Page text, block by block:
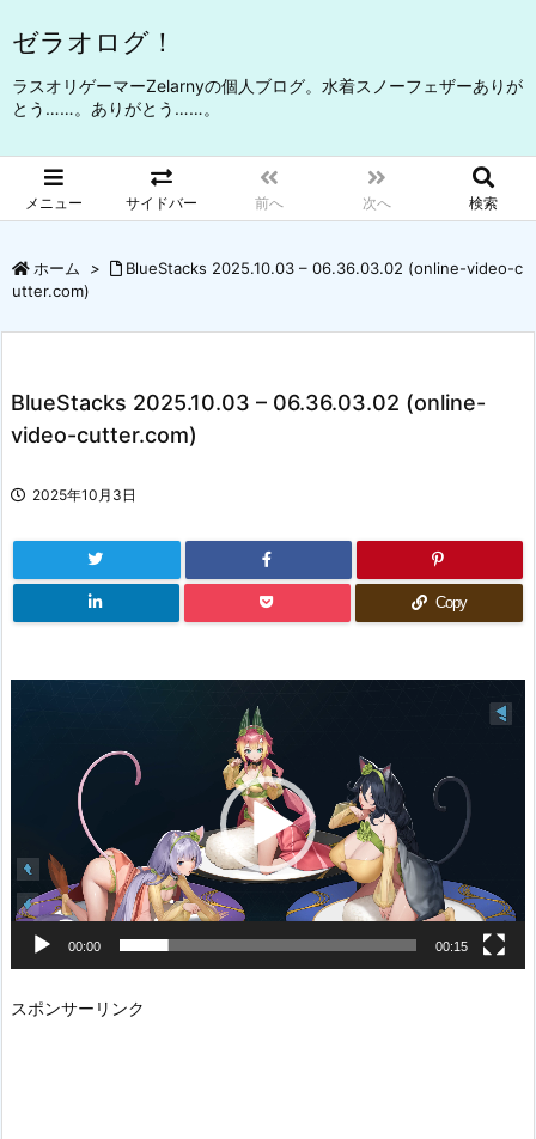
ゼラオログ！
ラスオリゲーマーZelarnyの個人ブログ。水着スノーフェザーありが
とう……。ありがとう……。
メニュー サイドバー 前へ 次へ 検索
ホーム >
BlueStacks 2025.10.03 – 06.36.03.02 (online-video-c
utter.com)
BlueStacks 2025.10.03 – 06.36.03.02 (online-
video-cutter.com)
2025年10月3日
Copy
ヤ
ー
00:00 00:15
スポンサーリンク